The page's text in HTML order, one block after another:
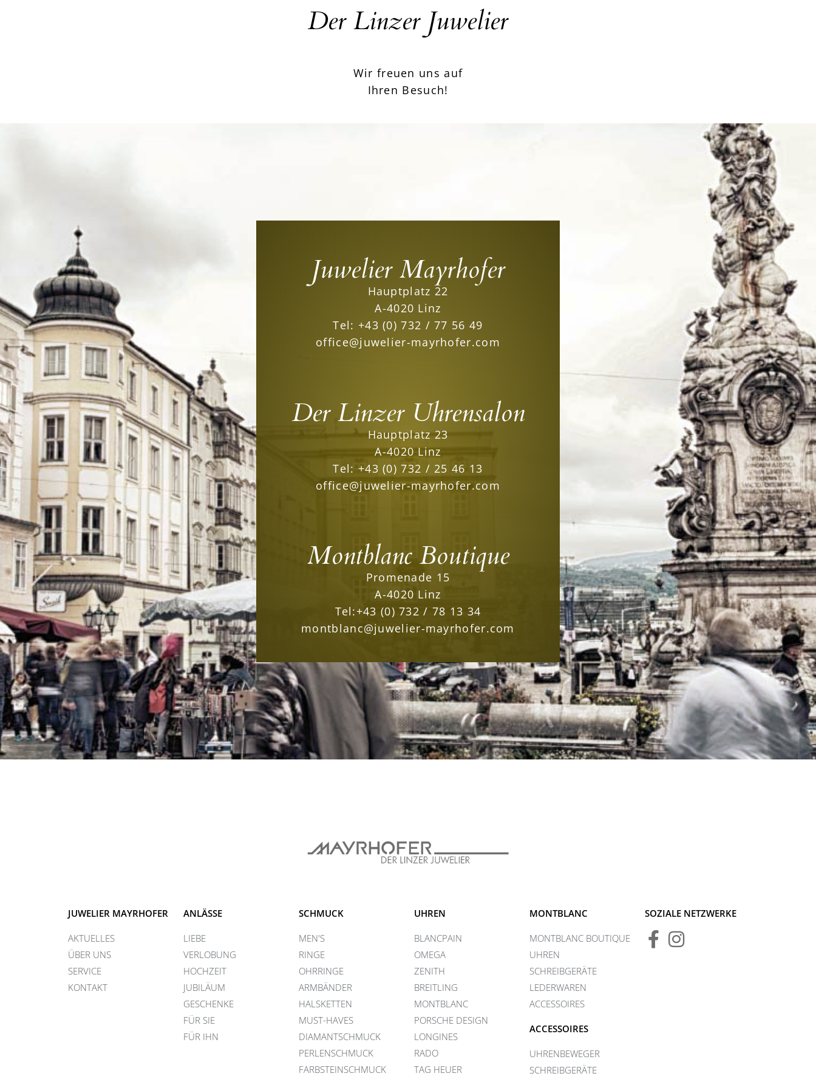
Der Linzer Juwelier
Wir freuen uns auf
Ihren Besuch!
Juwelier Mayrhofer
Hauptplatz 22
A-4020 Linz
Tel: +43 (0) 732 / 77 56 49
office@juwelier-mayrhofer.com
Der Linzer Uhrensalon
Hauptplatz 23
A-4020 Linz
Tel: +43 (0) 732 / 25 46 13
office@juwelier-mayrhofer.com
Montblanc Boutique
Promenade 15
A-4020 Linz
Tel:+43 (0) 732 / 78 13 34
montblanc@juwelier-mayrhofer.com
JUWELIER MAYRHOFER
AKTUELLES
ÜBER UNS
SERVICE
KONTAKT
ANLÄSSE
LIEBE
VERLOBUNG
HOCHZEIT
JUBILÄUM
GESCHENKE
FÜR SIE
FÜR IHN
SCHMUCK
MEN'S
RINGE
OHRRINGE
ARMBÄNDER
HALSKETTEN
MUST-HAVES
DIAMANTSCHMUCK
PERLENSCHMUCK
FARBSTEINSCHMUCK
UHREN
BLANCPAIN
OMEGA
ZENITH
BREITLING
MONTBLANC
PORSCHE DESIGN
LONGINES
RADO
TAG HEUER
MONTBLANC
MONTBLANC BOUTIQUE
UHREN
SCHREIBGERÄTE
LEDERWAREN
ACCESSOIRES
ACCESSOIRES
UHRENBEWEGER
SCHREIBGERÄTE
SOZIALE NETZWERKE